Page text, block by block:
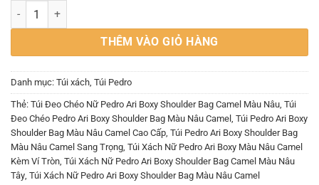
Túi Đeo Chéo Nữ Pedro Ari Boxy Shoulder Bag Camel Màu Nâu số
THÊM VÀO GIỎ HÀNG
Danh mục: Túi xách Túi Pedro
Thẻ: Túi Đeo Chéo Nữ Pedro Ari Boxy Shoulder Bag Camel Màu Nâu Túi
Đeo Chéo Pedro Ari Boxy Shoulder Bag Màu Nâu Camel Túi Pedro Ari Boxy
Shoulder Bag Màu Nâu Camel Cao Cấp Túi Pedro Ari Boxy Shoulder Bag
Màu Nâu Camel Sang Trọng Túi Xách Nữ Pedro Ari Boxy Màu Nâu Camel
Kèm Ví Tròn Túi Xách Nữ Pedro Ari Boxy Shoulder Bag Camel Màu Nâu
Tây Túi Xách Nữ Pedro Ari Boxy Shoulder Bag Màu Nâu Camel